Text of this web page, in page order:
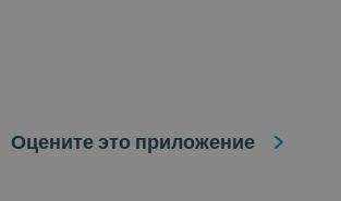
Оцените это приложение